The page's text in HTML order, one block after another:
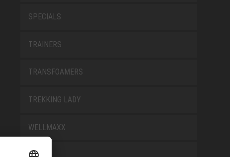
SPECIALS
TRAINERS
TRANSFOAMERS
TREKKING LADY
WELLMAXX
WHITE